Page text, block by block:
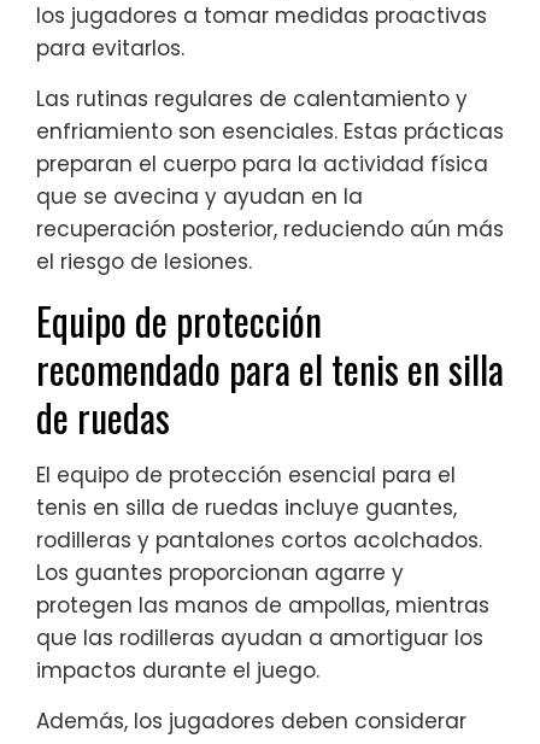
los jugadores a tomar medidas proactivas
para evitarlos.
Las rutinas regulares de calentamiento y
enfriamiento son esenciales. Estas prácticas
preparan el cuerpo para la actividad física
que se avecina y ayudan en la
recuperación posterior, reduciendo aún más
el riesgo de lesiones.
Equipo de protección
recomendado para el tenis en silla
de ruedas
El equipo de protección esencial para el
tenis en silla de ruedas incluye guantes,
rodilleras y pantalones cortos acolchados.
Los guantes proporcionan agarre y
protegen las manos de ampollas, mientras
que las rodilleras ayudan a amortiguar los
impactos durante el juego.
Además, los jugadores deben considerar